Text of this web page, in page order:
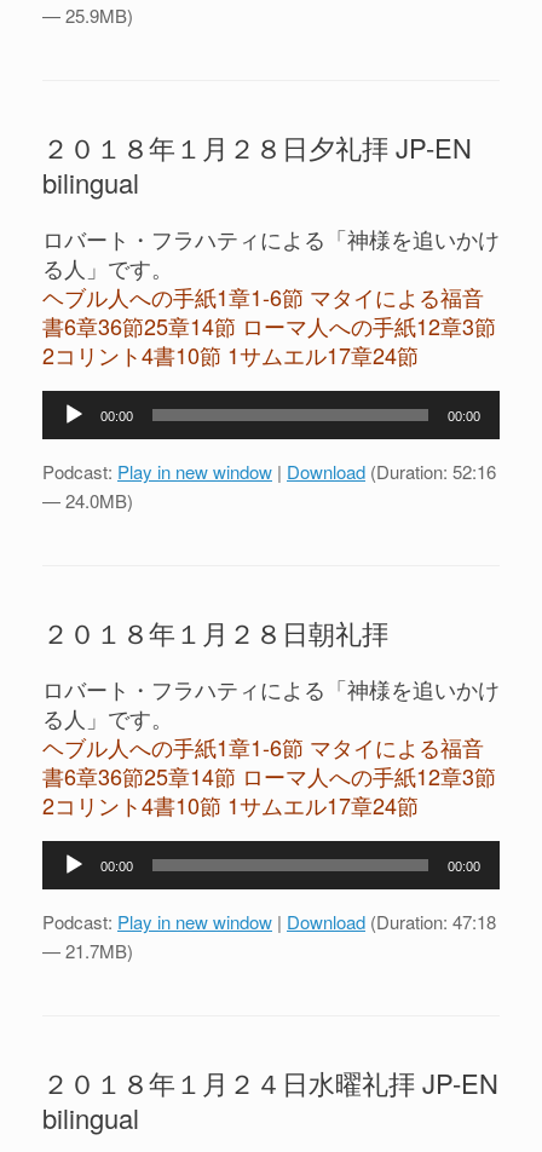
— 25.9MB)
２０１８年１月２８日夕礼拝 JP-EN
bilingual
ロバート・フラハティによる「神様を追いかけ
る人」です。
ヘブル人への手紙1章1-6節 マタイによる福音
書6章36節25章14節 ローマ人への手紙12章3節
2コリント4書10節 1サムエル17章24節
プ
00:00 00:00
Podcast: Play in new window | Download (Duration: 52:16
— 24.0MB)
２０１８年１月２８日朝礼拝
ロバート・フラハティによる「神様を追いかけ
る人」です。
ヘブル人への手紙1章1-6節 マタイによる福音
書6章36節25章14節 ローマ人への手紙12章3節
2コリント4書10節 1サムエル17章24節
プ
00:00 00:00
Podcast: Play in new window | Download (Duration: 47:18
— 21.7MB)
２０１８年１月２４日水曜礼拝 JP-EN
bilingual